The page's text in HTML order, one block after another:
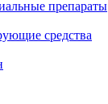
препараты
средства